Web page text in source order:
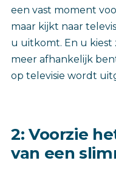
een vast moment
maar kijkt naar
u uitkomt. En u
meer afhankelijk
op televisie wordt
2: Voorzie
van een